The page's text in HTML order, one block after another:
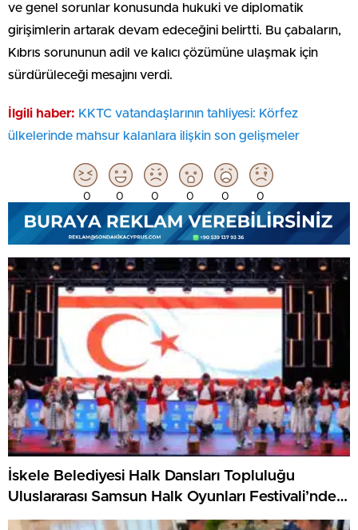
ve genel sorunlar konusunda hukuki ve diplomatik
girişimlerin artarak devam edeceğini belirtti. Bu çabaların,
Kıbrıs sorununun adil ve kalıcı çözümüne ulaşmak için
sürdürüleceği mesajını verdi.
İlgili haber: KKTC vatandaşlarının tahliyesi: Körfez
ülkelerinde mahsur kalanlara ilişkin son gelişmeler
0 0 0 0 0 0
İskele Belediyesi Halk Dansları Topluluğu
Uluslararası Samsun Halk Oyunları Festivali’nde
KKTC’yi Gururla Temsil Ediyor